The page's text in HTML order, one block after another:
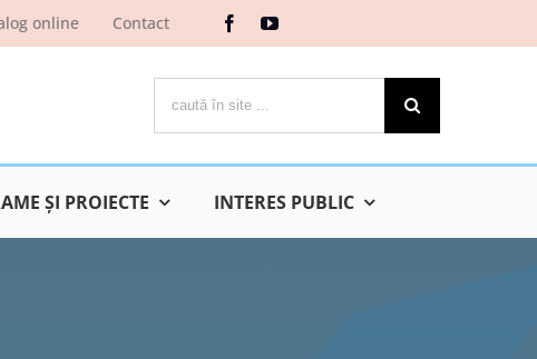
online Contact
ŞI PROIECTE INTERES PUBLIC